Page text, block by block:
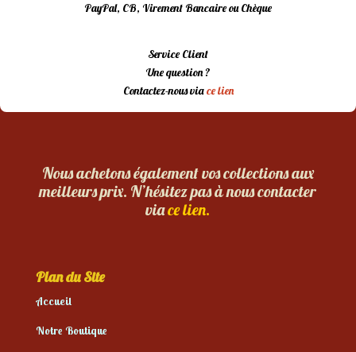
PayPal, CB, Virement Bancaire ou Chèque
Service Client
Une question ?
Contactez-nous viace lien
Nous achetons également vos collections aux
meilleurs prix. N’hésitez pas à nous contacter
viace lien.
Plan du Site
Accueil
Notre Boutique